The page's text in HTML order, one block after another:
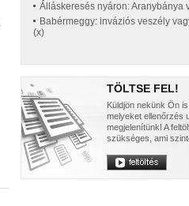
Álláskeresés nyáron: Aranybánya
Babérmeggy: inváziós veszély
(x)
TÖLTSE FEL!
Küldjön nekünk Ön
melyeket ellenőrzés
megjelenítünk! A
szükséges, ami